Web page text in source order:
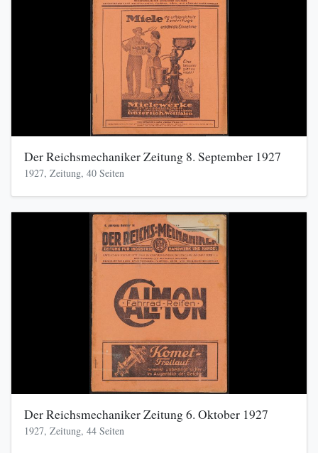
Der Reichsmechaniker Zeitung 8. September 1927
1927, Zeitung, 40 Seiten
Der Reichsmechaniker Zeitung 6. Oktober 1927
1927, Zeitung, 44 Seiten